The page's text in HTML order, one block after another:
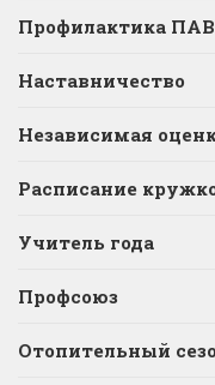
Профилактика ПАВ
Наставничество
Независимая
Расписание
Учитель года
Профсоюз
Отопительный